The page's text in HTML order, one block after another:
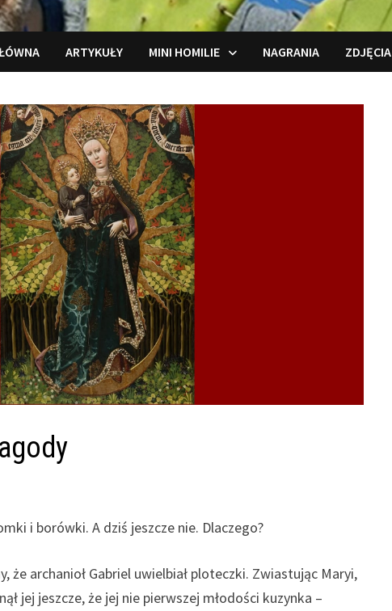
ARTYKUŁY MINI HOMILIE NAGRANIA ZDJĘCIA
i borówki. A dziś jeszcze nie. Dlaczego?
że archanioł Gabriel uwielbiał ploteczki. Zwiastując Maryi,
jej jeszcze, że jej nie pierwszej młodości kuzynka –